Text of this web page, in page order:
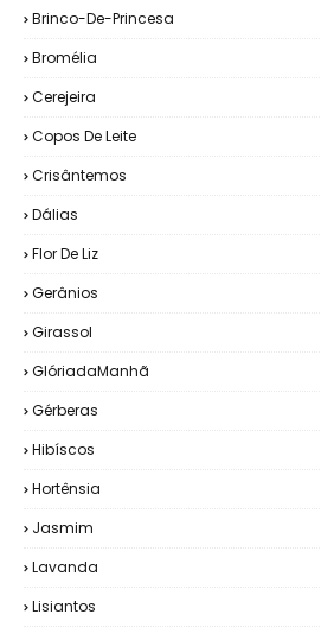
Brinco-De-Princesa
Bromélia
Cerejeira
Copos De Leite
Crisântemos
Dálias
Flor De Liz
Gerânios
Girassol
GlóriadaManhã
Gérberas
Hibíscos
Hortênsia
Jasmim
Lavanda
Lisiantos